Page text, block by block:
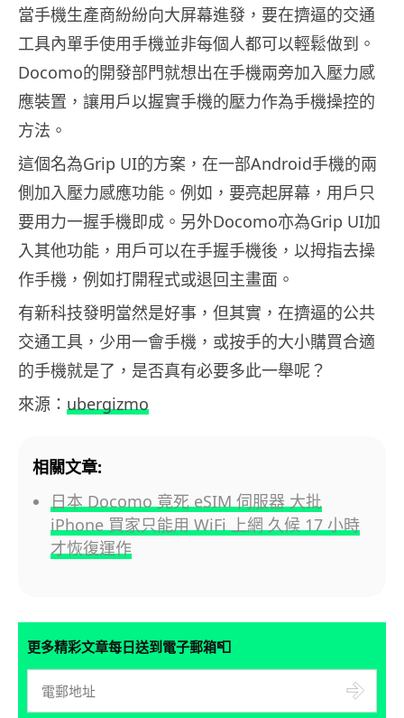
當手機生產商紛紛向大屏幕進發，要在擠逼的交通
工具內單手使用手機並非每個人都可以輕鬆做到。
Docomo的開發部門就想出在手機兩旁加入壓力感
應裝置，讓用戶以握實手機的壓力作為手機操控的
方法。
這個名為Grip UI的方案，在一部Android手機的兩
側加入壓力感應功能。例如，要亮起屏幕，用戶只
要用力一握手機即成。另外Docomo亦為Grip UI加
入其他功能，用戶可以在手握手機後，以拇指去操
作手機，例如打開程式或退回主畫面。
有新科技發明當然是好事，但其實，在擠逼的公共
交通工具，少用一會手機，或按手的大小購買合適
的手機就是了，是否真有必要多此一舉呢？
來源： ubergizmo
相關文章:
日本 Docomo 竟死 eSIM 伺服器 大批
iPhone 買家只能用 WiFi 上網 久候 17 小時
才恢復運作
更多精彩文章每日送到電子郵箱📮